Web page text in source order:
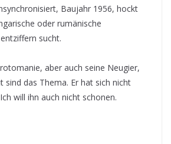
Baujahr 1956, hockt
oder rumänische
sucht.
aber auch seine Neugier,
sind das Thema. Er hat sich nicht
will ihn auch nicht schonen.